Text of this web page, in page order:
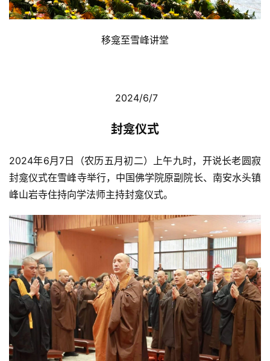
移龛至雪峰讲堂
2024/6/7
封龛仪式
2024年6月7日（农历五月初二）上午九时，开说长老圆寂
封龛仪式在雪峰寺举行，中国佛学院原副院长、南安水头镇
峰山岩寺住持向学法师主持封龛仪式。